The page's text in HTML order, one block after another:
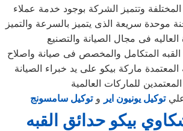
المختلفة وتتميز الشركة بوجود خدمة عملاء
موحدة سريعة الذى يتميز بالسرعة والتميز
العاليه فى مجال الصيانة والتصنيع
القبه المتكامل والمخصص فى صيانة واصلاح
المعتمدة ماركة بيكو على يد خبراء الصيانة
توكيل يونيون اير وتوكيل سامسونج
بيكو حدائق القبه